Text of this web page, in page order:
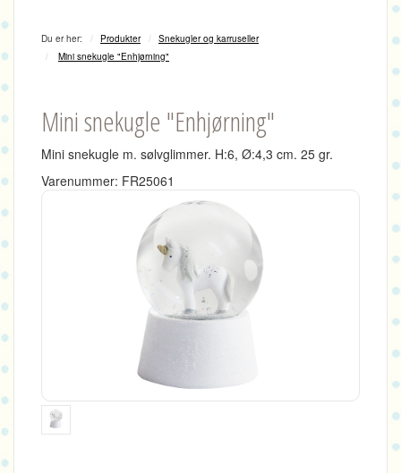
Du er her: Produkter
Snekugler og karruseller
Mini snekugle "Enhjørning"
Mini snekugle "Enhjørning"
Mini snekugle m. sølvglimmer. H:6, Ø:4,3 cm. 25 gr.
Varenummer: FR25061